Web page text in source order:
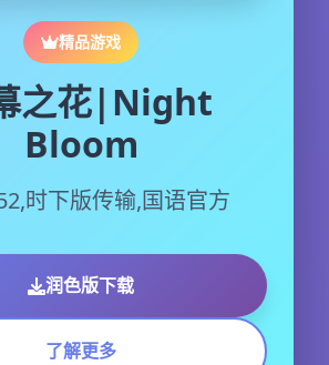
精品游戏
之花|Night
Bloom
时下版传输,国语官方
润色版下载
了解更多